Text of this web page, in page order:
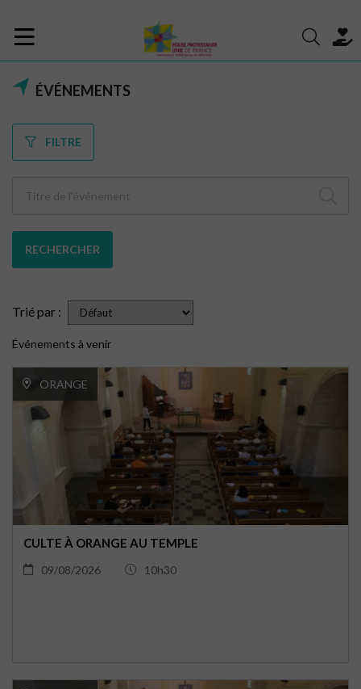
ÉVÉNEMENTS
FILTRE
RECHERCHER
Trié par :
Événements à venir
ORANGE
CULTE À ORANGE AU TEMPLE
09/08/2026 10h30